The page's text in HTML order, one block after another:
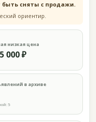
быть сняты с продажи.
ориентир.
низкая цена
000 ₽
в архиве
5